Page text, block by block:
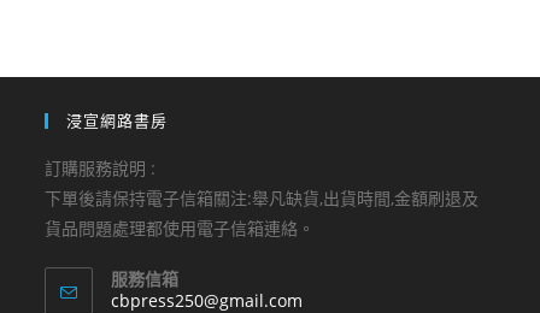
浸宣網路書房
訂購服務說明 :
下單後請保持電子信箱關注:舉凡缺貨,出貨時間,金額刷退及
貨品問題處理都使用電子信箱連絡。
服務信箱
cbpress250@gmail.com